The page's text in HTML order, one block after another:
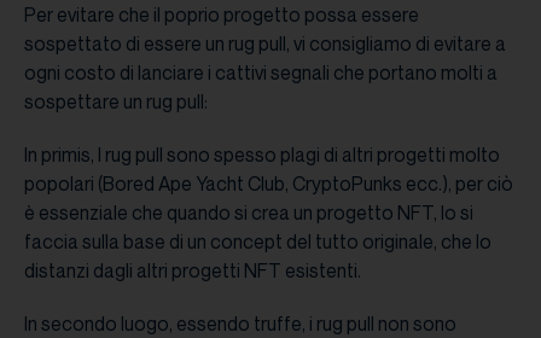
Per evitare che il poprio progetto possa essere
sospettato di essere un rug pull, vi consigliamo di evitare a
ogni costo di lanciare i cattivi segnali che portano molti a
sospettare un rug pull:
In primis, I rug pull sono spesso plagi di altri progetti molto
popolari (Bored Ape Yacht Club, CryptoPunks ecc.), per ciò
è essenziale che quando si crea un progetto NFT, lo si
faccia sulla base di un concept del tutto originale, che lo
distanzi dagli altri progetti NFT esistenti.
In secondo luogo, essendo truffe, i rug pull non sono